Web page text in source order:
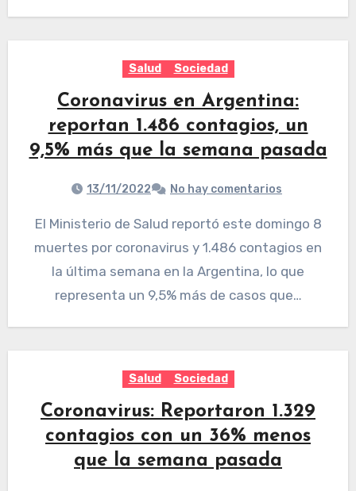
Salud Sociedad
Coronavirus en Argentina:
reportan 1.486 contagios, un
9,5% más que la semana pasada
13/11/2022 No hay comentarios
El Ministerio de Salud reportó este domingo 8
muertes por coronavirus y 1.486 contagios en
la última semana en la Argentina, lo que
representa un 9,5% más de casos que…
Salud Sociedad
Coronavirus: Reportaron 1.329
contagios con un 36% menos
que la semana pasada